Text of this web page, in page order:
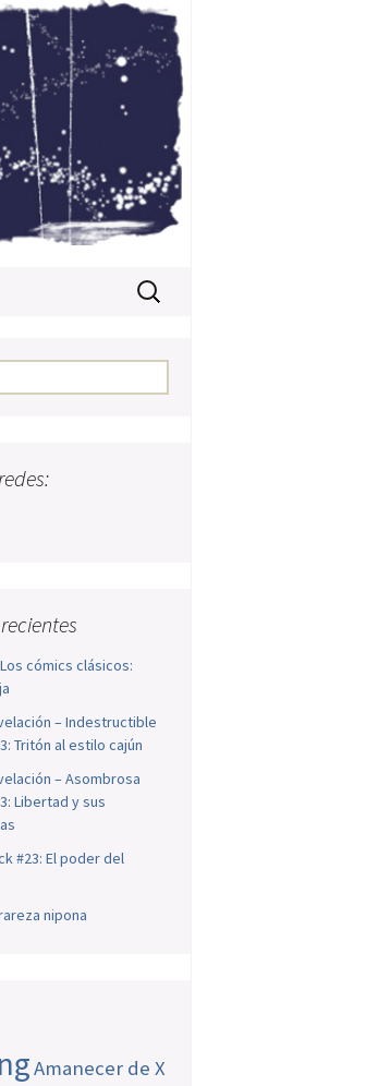
Buscar:
cómics clásicos:
– Indestructible
Tritón al estilo cajún
– Asombrosa
Libertad y sus
#23: El poder del
nipona
Amanecer de X